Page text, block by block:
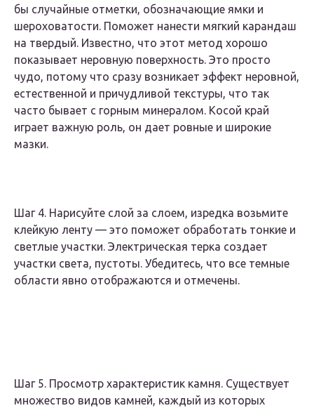
бы случайные отметки, обозначающие ямки и
шероховатости. Поможет нанести мягкий карандаш
на твердый. Известно, что этот метод хорошо
показывает неровную поверхность. Это просто
чудо, потому что сразу возникает эффект неровной,
естественной и причудливой текстуры, что так
часто бывает с горным минералом. Косой край
играет важную роль, он дает ровные и широкие
мазки.
Шаг 4. Нарисуйте слой за слоем, изредка возьмите
клейкую ленту — это поможет обработать тонкие и
светлые участки. Электрическая терка создает
участки света, пустоты. Убедитесь, что все темные
области явно отображаются и отмечены.
Шаг 5. Просмотр характеристик камня. Существует
множество видов камней, каждый из которых